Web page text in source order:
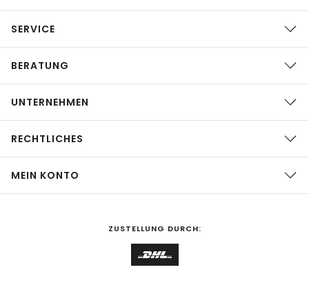
SERVICE
BERATUNG
UNTERNEHMEN
RECHTLICHES
MEIN KONTO
ZUSTELLUNG DURCH: